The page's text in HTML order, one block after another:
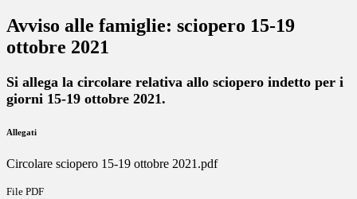
Avviso alle famiglie: sciopero 15-19
ottobre 2021
Si allega la circolare relativa allo sciopero indetto per i
giorni 15-19 ottobre 2021.
Allegati
Circolare sciopero 15-19 ottobre 2021.pdf
File PDF